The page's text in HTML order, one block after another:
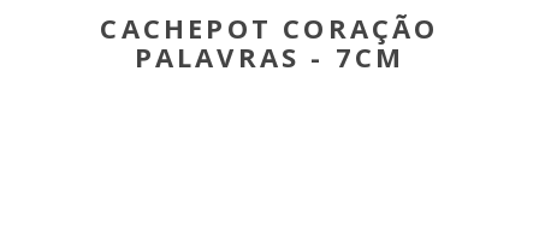
CACHEPOT CORAÇÃO
PALAVRAS - 7CM